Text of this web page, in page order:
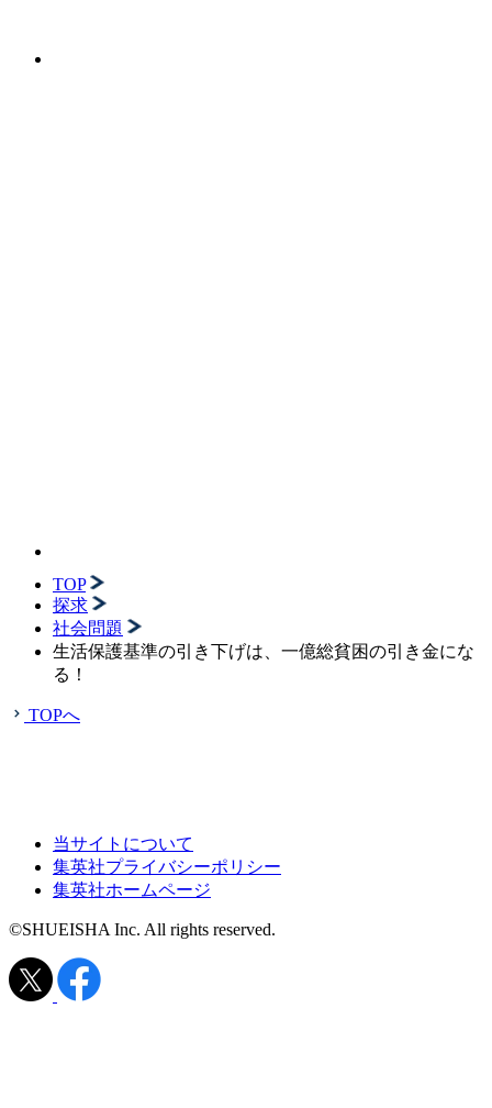
TOP
探求
社会問題
生活保護基準の引き下げは、一億総貧困の引き金にな
る！
TOPへ
当サイトについて
集英社プライバシーポリシー
集英社ホームページ
©SHUEISHA Inc. All rights reserved.